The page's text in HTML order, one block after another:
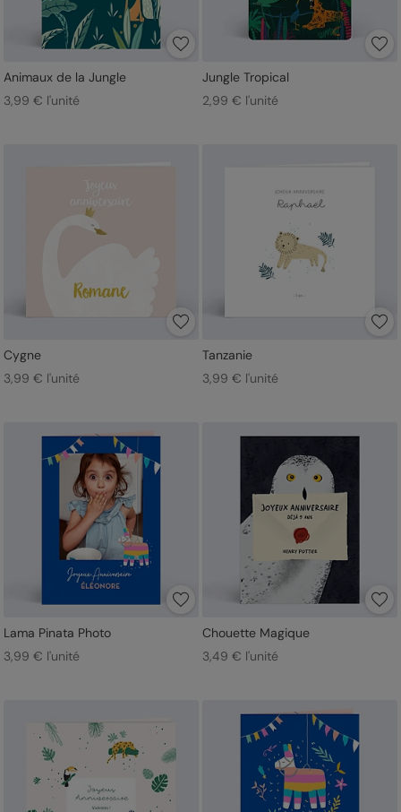
Animaux de la Jungle
3,99 € l'unité
Jungle Tropical
2,99 € l'unité
Cygne
3,99 € l'unité
Tanzanie
3,99 € l'unité
Lama Pinata Photo
3,99 € l'unité
Chouette Magique
3,49 € l'unité